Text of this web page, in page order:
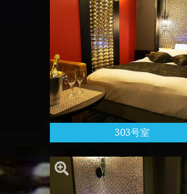
303号室